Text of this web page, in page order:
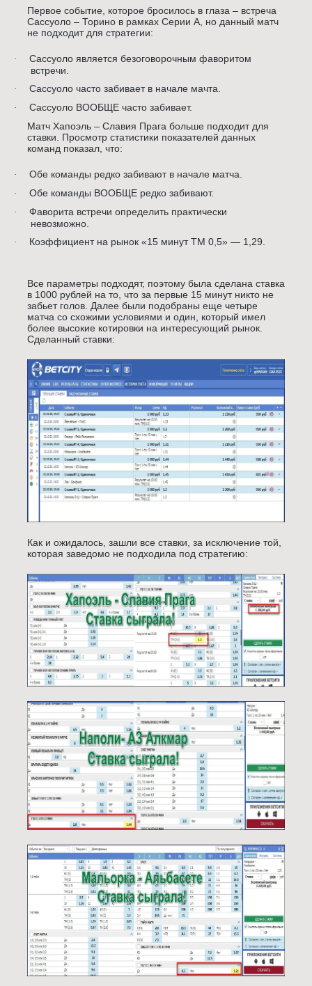
Первое событие, которое бросилось в глаза – встреча
Сассуоло – Торино в рамках Серии А, но данный матч
не подходит для стратегии:
·
Сассуоло является безоговорочным фаворитом
встречи.
· Сассуоло часто забивает в начале мачта.
·
Сассуоло ВООБЩЕ часто забивает.
Матч Хапоэль – Славия Прага больше подходит для
ставки. Просмотр статистики показателей данных
команд показал, что:
· Обе команды редко забивают в начале матча.
· Обе команды ВООБЩЕ редко забивают.
·
Фаворита встречи определить практически
невозможно.
· Коэффициент на рынок «15 минут ТМ 0,5» — 1,29.
Все параметры подходят, поэтому была сделана ставка
в 1000 рублей на то, что за первые 15 минут никто не
забьет голов. Далее были подобраны еще четыре
матча со схожими условиями и один, который имел
более высокие котировки на интересующий рынок.
Сделанный ставки:
Как и ожидалось, зашли все ставки, за исключение той,
которая заведомо не подходила под стратегию: